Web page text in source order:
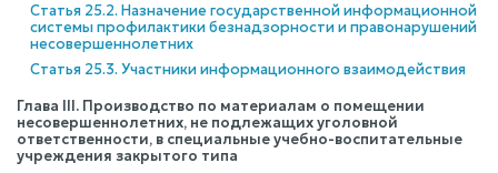
Статья 25.2. Назначение государственной информационной
системы профилактики безнадзорности и правонарушений
несовершеннолетних
Статья 25.3. Участники информационного взаимодействия
Глава III. Производство по материалам о помещении
несовершеннолетних, не подлежащих уголовной
ответственности, в специальные учебно-воспитательные
учреждения закрытого типа